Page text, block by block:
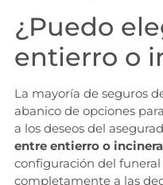
¿Puedo
entierro o
La mayoría de seguros
abanico de opciones
a los deseos del
entre entierro o
configuración del
completamente a las